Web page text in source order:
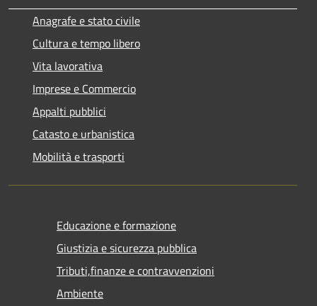
Anagrafe e stato civile
Cultura e tempo libero
Vita lavorativa
Imprese e Commercio
Appalti pubblici
Catasto e urbanistica
Mobilità e trasporti
Educazione e formazione
Giustizia e sicurezza pubblica
Tributi,finanze e contravvenzioni
Ambiente